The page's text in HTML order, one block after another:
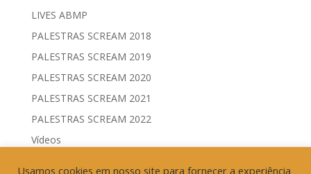
LIVES ABMP
PALESTRAS SCREAM 2018
PALESTRAS SCREAM 2019
PALESTRAS SCREAM 2020
PALESTRAS SCREAM 2021
PALESTRAS SCREAM 2022
Vídeos
Usamos cookies em nosso site para fornecer a experiência